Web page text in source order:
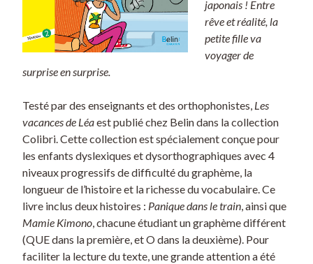
japonais ! Entre
rêve et réalité, la
petite fille va
voyager de
surprise en surprise.
Testé par des enseignants et des orthophonistes, Les
vacances de Léaest publié chez Belin dans la collection
Colibri. Cette collection est spécialement conçue pour
les enfants dyslexiques et dysorthographiques avec 4
niveaux progressifs de difficulté du graphème, la
longueur de l’histoire et la richesse du vocabulaire. Ce
livre inclus deux histoires : Panique dans le train , ainsi que
Mamie Kimono , chacune étudiant un graphème différent
(QUE dans la première, et O dans la deuxième). Pour
faciliter la lecture du texte, une grande attention a été